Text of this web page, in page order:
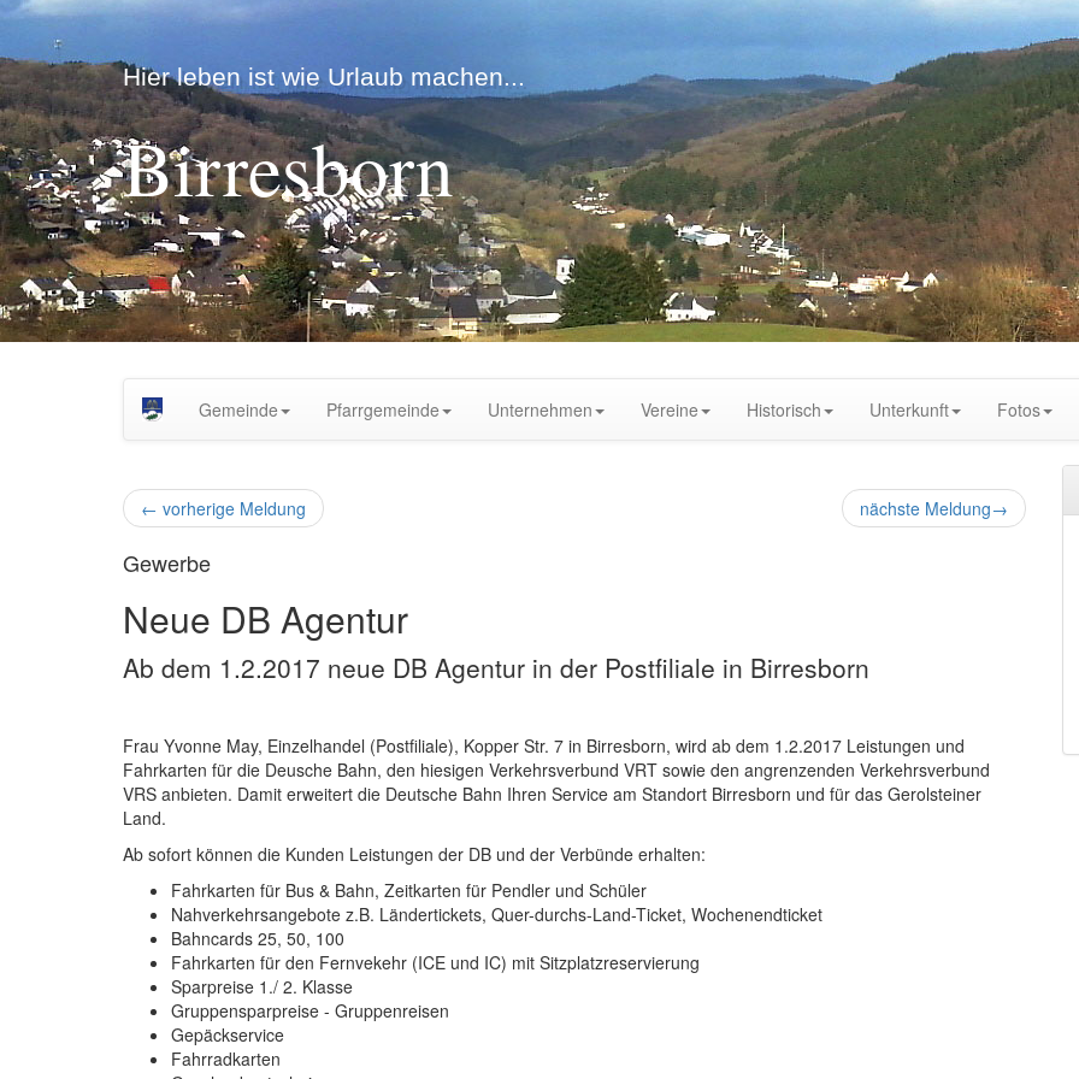
Hier leben ist wie Urlaub machen...
Birresborn
Gemeinde Pfarrgemeinde Unternehmen Vereine Historisch Unterkunft Fotos
← vorherige Meldung nächste Meldung→
Gewerbe
Neue DB Agentur
Ab dem 1.2.2017 neue DB Agentur in der Postfiliale in Birresborn
Frau Yvonne May, Einzelhandel (Postfiliale), Kopper Str. 7 in Birresborn, wird ab dem 1.2.2017 Leistungen und
Fahrkarten für die Deusche Bahn, den hiesigen Verkehrsverbund VRT sowie den angrenzenden Verkehrsverbund
VRS anbieten. Damit erweitert die Deutsche Bahn Ihren Service am Standort Birresborn und für das Gerolsteiner
Land.
Ab sofort können die Kunden Leistungen der DB und der Verbünde erhalten:
Fahrkarten für Bus & Bahn, Zeitkarten für Pendler und Schüler
Nahverkehrsangebote z.B. Ländertickets, Quer-durchs-Land-Ticket, Wochenendticket
Bahncards 25, 50, 100
Fahrkarten für den Fernvekehr (ICE und IC) mit Sitzplatzreservierung
Sparpreise 1./ 2. Klasse
Gruppensparpreise - Gruppenreisen
Gepäckservice
Fahrradkarten